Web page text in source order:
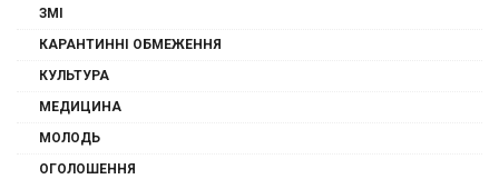
ЗМІ
КАРАНТИННІ ОБМЕЖЕННЯ
КУЛЬТУРА
МЕДИЦИНА
МОЛОДЬ
ОГОЛОШЕННЯ